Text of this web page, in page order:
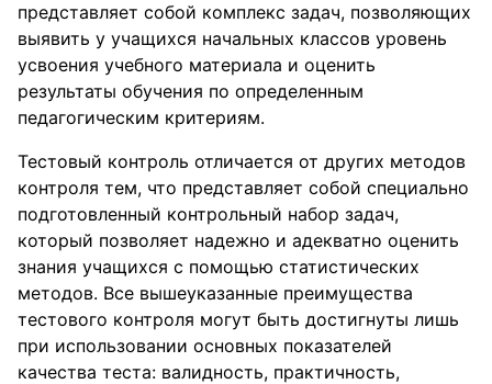
представляет собой комплекс задач, позволяющих
выявить у учащихся начальных классов уровень
усвоения учебного материала и оценить
результаты обучения по определенным
педагогическим критериям.
Тестовый контроль отличается от других методов
контроля тем, что представляет собой специально
подготовленный контрольный набор задач,
который позволяет надежно и адекватно оценить
знания учащихся с помощью статистических
методов. Все вышеуказанные преимущества
тестового контроля могут быть достигнуты лишь
при использовании основных показателей
качества теста: валидность, практичность,